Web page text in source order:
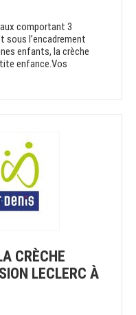
comportant 3
sous l’encadrement
enfants, la crèche
enfance.Vos
CRÈCHE
LECLERC À